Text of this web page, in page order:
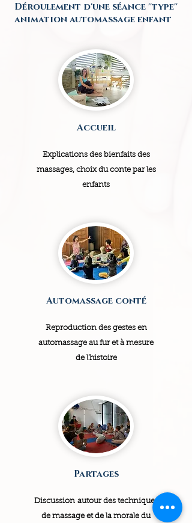
Déroulement d'une séance ''type''
animation automassage enfant
Accueil
Explications des bienfaits des
massages, choix du conte par les
enfants
Automassage conté
Reproduction des gestes en
automassage au fur et à mesure
de l'histoire
Partages
Discussion autour des techniques
de massage et de la morale du